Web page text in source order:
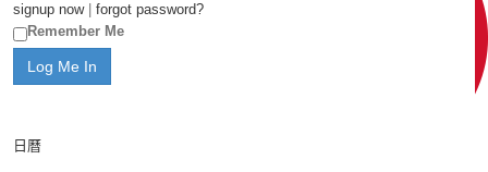
signup now| forgot password?
Remember Me
日曆